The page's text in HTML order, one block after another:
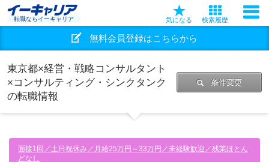
転職ならイーキャリア 気になる 検索履歴
無料会員登録はこちらから
東京都×経営・戦略コンサルタント
×コンサルティング・シンクタンク
の転職情報
条件変更
面接1回／土日祝休み／月給25万円～33万円／未経験歓迎／残業ほとん
どなし